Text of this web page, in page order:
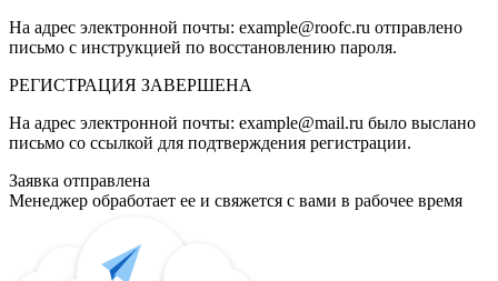
На адрес электронной почты: example@roofc.ru отправлено
письмо с инструкцией по восстановлению пароля.
РЕГИСТРАЦИЯ ЗАВЕРШЕНА
На адрес электронной почты: example@mail.ru было выслано
письмо со ссылкой для подтверждения регистрации.
Заявка отправлена
Менеджер обработает ее и свяжется с вами в рабочее время